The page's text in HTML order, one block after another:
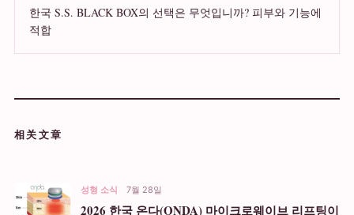
한국 S.S. BLACK BOX의 선택은 무엇입니까? 피부와 기능에
적합
相关文章
성형 소식 7월 28일
2026 한국 온다(ONDA) 마이크로웨이브 리프팅이